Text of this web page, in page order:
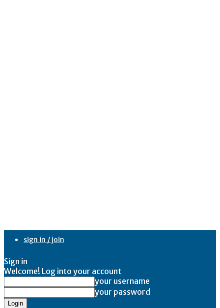
sign in / join
Sign in
Welcome! Log into your account
your username
your password